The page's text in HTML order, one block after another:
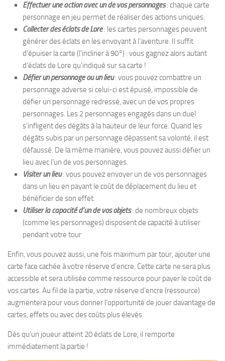
Effectuer une action avec un de vos personnages: chaque carte
personnage en jeu permet de réaliser des actions uniques.
Collecter des éclats de Lore: les cartes personnages peuvent
générer des éclats en les envoyant à l’aventure. Il suffit
d’épuiser la carte (l’incliner à 90°) : vous gagnez alors autant
d’éclats de Lore qu’indiqué sur sa carte !
Défier un personnage ou un lieu: vous pouvez combattre un
personnage adverse si celui-ci est épuisé, impossible de
défier un personnage redressé, avec un de vos propres
personnages. Les 2 personnages engagés dans un duel
s’infligent des dégâts à la hauteur de leur force. Quand les
dégâts subis par un personnage dépassent sa volonté, il est
défaussé. De la même manière, vous pouvez aussi défier un
lieu avec l’un de vos personnages.
Visiter un lieu: vous pouvez envoyer un de vos personnages
dans un lieu en payant le coût de déplacement du lieu et
bénéficier de son effet.
Utiliser la capacité d’un de vos objets: de nombreux objets
(comme les personnages) disposent de capacité à utiliser
pendant votre tour
Enfin, vous pouvez aussi, une fois maximum par tour, ajouter une
carte face cachée à votre réserve d’encre. Cette carte ne sera plus
accessible et sera utilisée comme ressource pour payer le coût de
vos cartes. Au fil de la partie, votre réserve d’encre (ressource)
augmentera pour vous donner l’opportunité de jouer davantage de
cartes, effets ou avec des coûts plus élevés.
Dès qu’un joueur atteint 20 éclats de Lore, il remporte
immédiatement la partie !